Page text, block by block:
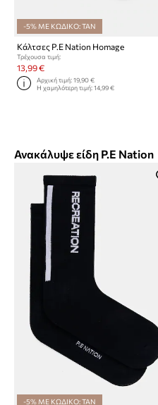
-5% ΜΕ ΚΩΔΙΚΟ: TAN
Κάλτσες P.E Nation Homage
Τρέχουσα τιμή:
13,99 €
Αρχική τιμή:19,90 €
Η χαμηλότερη τιμή:14,99 €
Ανακάλυψε είδη P.E Nation
-5% ΜΕ ΚΩΔΙΚΟ: TAN